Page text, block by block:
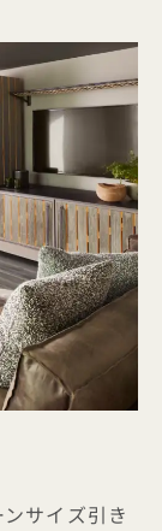
サイズ引き